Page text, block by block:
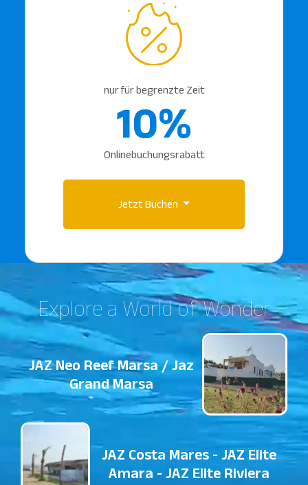
nur für begrenzte Zeit
10%
Onlinebuchungsrabatt
Jetzt Buchen
Explore a World of Wonder
JAZ Neo Reef Marsa / Jaz
Grand Marsa
JAZ Costa Mares - JAZ Elite
Amara - JAZ Elite Riviera